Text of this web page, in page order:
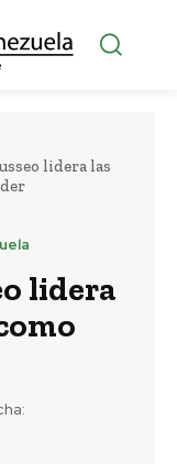
lidera las
lidera